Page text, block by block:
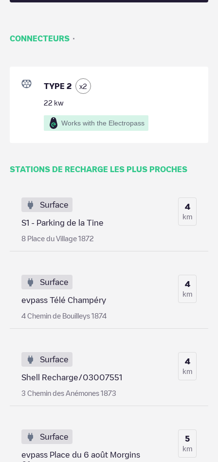
CONNECTEURS ·
TYPE 2 x2
22 kw
Works with the Electropass
STATIONS DE RECHARGE LES PLUS PROCHES
Surface
S1 - Parking de la Tine
8 Place du Village 1872
4
km
Surface
evpass Télé Champéry
4 Chemin de Bouilleys 1874
4
km
Surface
Shell Recharge/03007551
3 Chemin des Anémones 1873
4
km
Surface
evpass Place du 6 août Morgins
5
km